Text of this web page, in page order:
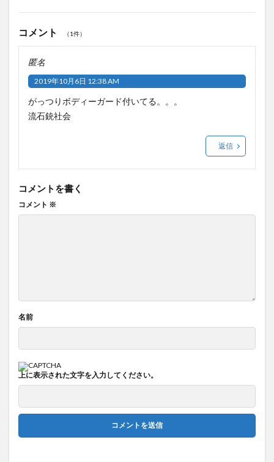
コメント （1件）
匿名
2019年10月6日 12:38 AM
がっつりボディーガード付いてる。。。
流石銃社会
返信
コメントを書く
コメント ※
名前
上に表示された文字を入力してください。